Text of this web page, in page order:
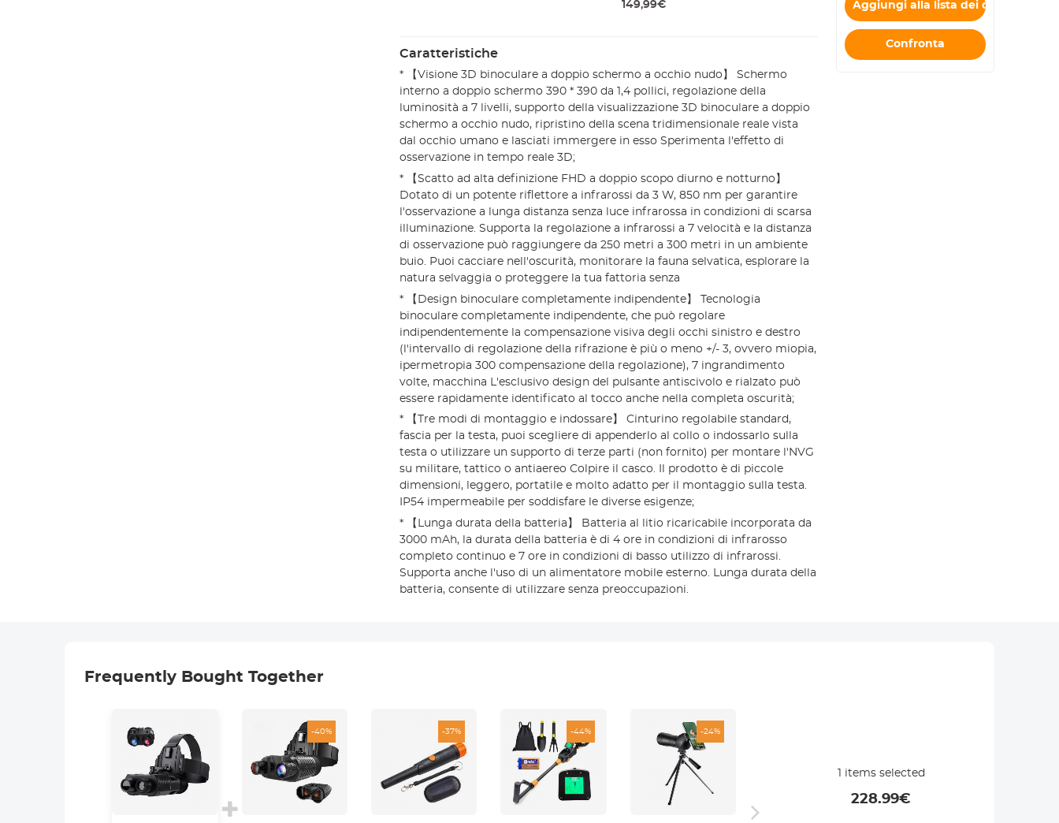
149,99€
Caratteristiche
* 【Visione 3D binoculare a doppio schermo a occhio nudo】 Schermo
interno a doppio schermo 390 * 390 da 1,4 pollici, regolazione della
luminosità a 7 livelli, supporto della visualizzazione 3D binoculare a doppio
schermo a occhio nudo, ripristino della scena tridimensionale reale vista
dal occhio umano e lasciati immergere in esso Sperimenta l'effetto di
osservazione in tempo reale 3D;
* 【Scatto ad alta definizione FHD a doppio scopo diurno e notturno】
Dotato di un potente riflettore a infrarossi da 3 W, 850 nm per garantire
l'osservazione a lunga distanza senza luce infrarossa in condizioni di scarsa
illuminazione. Supporta la regolazione a infrarossi a 7 velocità e la distanza
di osservazione può raggiungere da 250 metri a 300 metri in un ambiente
buio. Puoi cacciare nell'oscurità, monitorare la fauna selvatica, esplorare la
natura selvaggia o proteggere la tua fattoria senza
* 【Design binoculare completamente indipendente】 Tecnologia
binoculare completamente indipendente, che può regolare
indipendentemente la compensazione visiva degli occhi sinistro e destro
(l'intervallo di regolazione della rifrazione è più o meno +/- 3, ovvero miopia,
ipermetropia 300 compensazione della regolazione), 7 ingrandimento
volte, macchina L'esclusivo design del pulsante antiscivolo e rialzato può
essere rapidamente identificato al tocco anche nella completa oscurità;
* 【Tre modi di montaggio e indossare】 Cinturino regolabile standard,
fascia per la testa, puoi scegliere di appenderlo al collo o indossarlo sulla
testa o utilizzare un supporto di terze parti (non fornito) per montare l'NVG
su militare, tattico o antiaereo Colpire il casco. Il prodotto è di piccole
dimensioni, leggero, portatile e molto adatto per il montaggio sulla testa.
IP54 impermeabile per soddisfare le diverse esigenze;
* 【Lunga durata della batteria】 Batteria al litio ricaricabile incorporata da
3000 mAh, la durata della batteria è di 4 ore in condizioni di infrarosso
completo continuo e 7 ore in condizioni di basso utilizzo di infrarossi.
Supporta anche l'uso di un alimentatore mobile esterno. Lunga durata della
batteria, consente di utilizzare senza preoccupazioni.
Aggiungi alla lista dei desideri
Confronta
Frequently Bought Together
-40% -37% -44% -24%
1 items selected
228.99€